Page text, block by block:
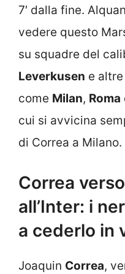
7′ dalla fine.
vedere questo
su squadre del
Leverkusen e
come Milan, Roma
cui si avvicina
di Correa a Milano.
Correa
all’Inter: i
a cederlo in
Joaquin Correa,